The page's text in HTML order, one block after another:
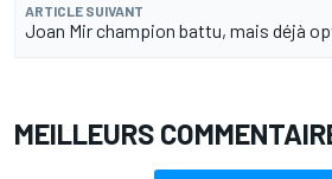
ARTICLE SUIVANT
Joan Mir champion battu, mais déjà
MEILLEURS